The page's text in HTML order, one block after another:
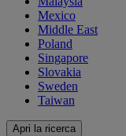
Mexico
Middle East
Poland
Singapore
Slovakia
Sweden
Taiwan
Apri la ricerca